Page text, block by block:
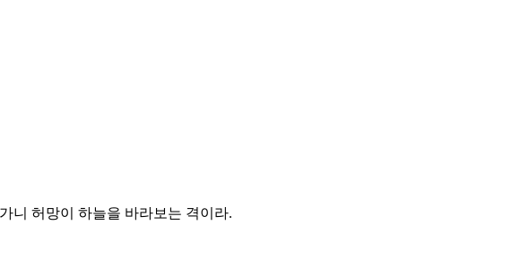
니 허망이 하늘을 바라보는 격이라.